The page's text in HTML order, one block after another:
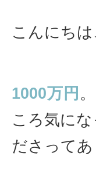
こんにち
1000万円
ころ気に
ださって